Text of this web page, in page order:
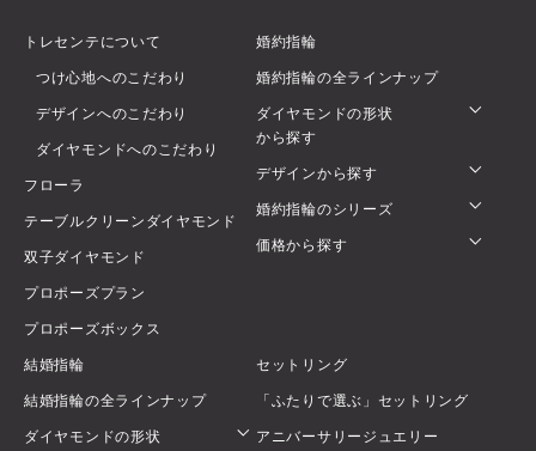
トレセンテについて
つけ心地へのこだわり
デザインへのこだわり
ダイヤモンドへのこだわり
フローラ
テーブルクリーンダイヤモンド
双子ダイヤモンド
プロポーズプラン
プロポーズボックス
婚約指輪
婚約指輪の全ラインナップ
ダイヤモンドの形状
から探す
デザインから探す
婚約指輪のシリーズ
価格から探す
結婚指輪
結婚指輪の全ラインナップ
ダイヤモンドの形状
セットリング
「ふたりで選ぶ」セットリング
アニバーサリージュエリー